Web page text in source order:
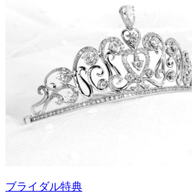
ブライダル特典